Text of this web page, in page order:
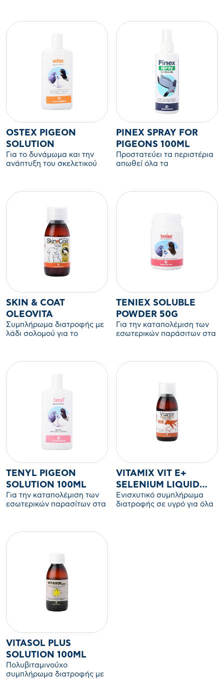
καλύτερες επιδόσεις κατά
την άθληση, αντιμετώπιση
περίοδο αναπαραγωγής.
OSTEX PIGEON
SOLUTION
Για το δυνάμωμα και την
ανάπτυξη του σκελετικού
ραχιτισμού, της
απασβέστωσης του θηλικού
(πρόβλημα στο τσόφλι του
σπασμωδικώς φαινομένων
της δύσπνοιας.
PINEX SPRAY FOR
PIGEONS 100ML
Προστατεύει τα περιστέρια
απωθεί όλα τα
SKIN & COAT
OLEOVITA
Συμπλήρωμα διατροφής με
λάδι σολομού για το
TENIEX SOLUBLE
POWDER 50G
Για την καταπολέμιση των
εσωτερικών παράσιτων στα
αμιδόστομα).
TENYL PIGEON
SOLUTION 100ML
Για την καταπολέμιση των
εσωτερικών παρασίτων στα
ασκαρίδες, ετεράκης,
αμιδόστομα)
VITAMIX VIT E+
SELENIUM LIQUID
100 ML
Ενισχυτικό συμπλήρωμα
διατροφής σε υγρό για όλα
VITASOL PLUS
SOLUTION 100ML
Πολυβιταμινούχο
συμπλήρωμα διατροφής με